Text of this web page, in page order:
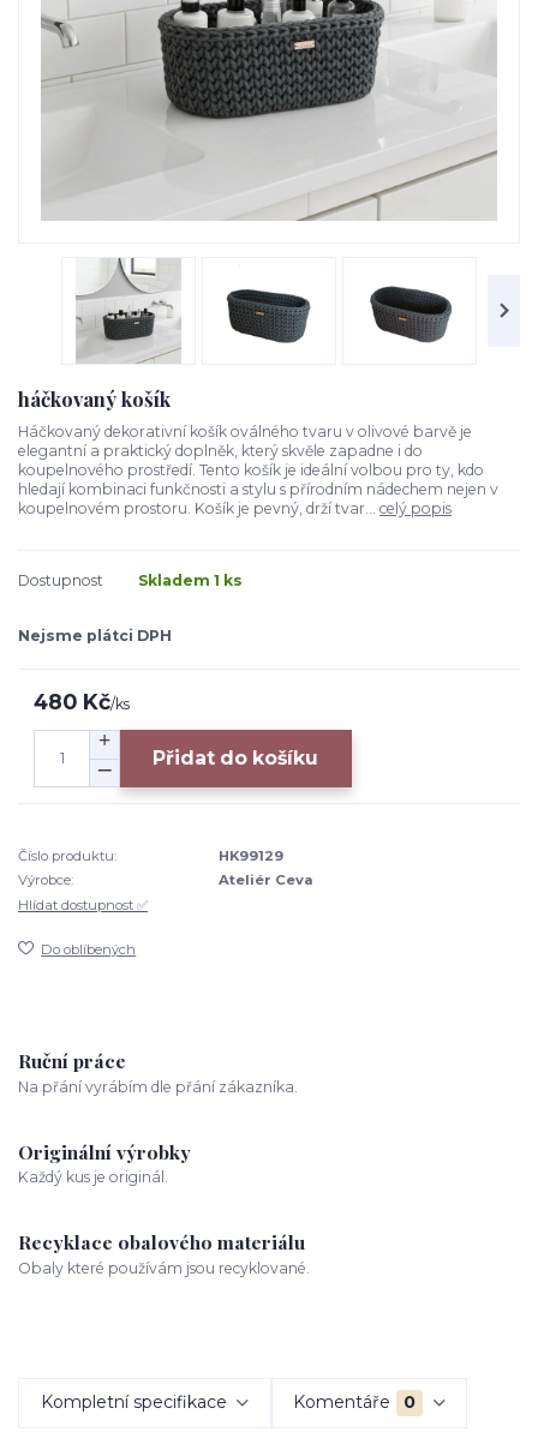
háčkovaný košík
Háčkovaný dekorativní košík oválného tvaru v olivové barvě je
elegantní a praktický doplněk, který skvěle zapadne i do
koupelnového prostředí. Tento košík je ideální volbou pro ty, kdo
hledají kombinaci funkčnosti a stylu s přírodním nádechem nejen v
koupelnovém prostoru. Košík je pevný, drží tvar... celý popis
Dostupnost Skladem 1 ks
Nejsme plátci DPH
480 Kč/ks
Přidat do košíku
Číslo produktu:
HK99129
Výrobce:
Ateliér Ceva
Hlídat dostupnost ✅
Do oblíbených
Ruční práce
Na přání vyrábím dle přání zákazníka.
Originální výrobky
Každý kus je originál.
Recyklace obalového materiálu
Obaly které používám jsou recyklované.
Kompletní specifikace Komentáře 0